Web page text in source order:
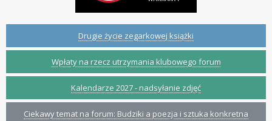
Drugie życie zegarkowej książki
Wpłaty na rzecz utrzymania klubowego forum
Kalendarze 2027 - nadsyłanie zdjęć
Ciekawy temat na forum: Budziki a poezja i sztuka konkretna